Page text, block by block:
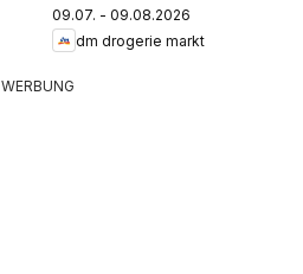
09.07. - 09.08.2026
dm drogerie markt
WERBUNG